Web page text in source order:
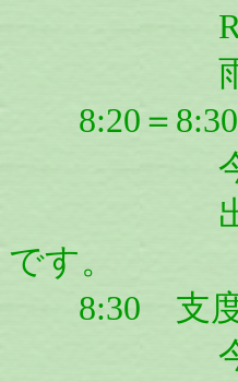
R258が渋
雨が降っ
8:20＝8:30
今日は平
出発する
です。
8:30 支度
今日はロ